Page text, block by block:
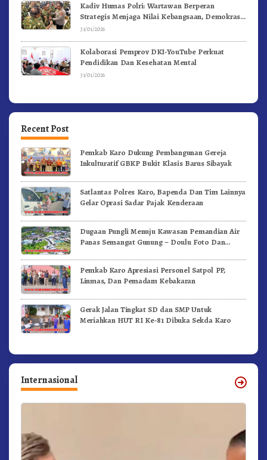
Kadiv Humas Polri: Wartawan Berperan
Strategis Menjaga Nilai Kebangsaan, Demokrasi,
dan NKRI
31/01/2026
Kolaborasi Pemprov DKI-YouTube Perkuat
Pendidikan Dan Kesehatan Mental
31/01/2026
Recent Post
Pemkab Karo Dukung Pembangunan Gereja
Inkulturatif GBKP Bukit Klasis Barus Sibayak
Satlantas Polres Karo, Bapenda Dan Tim Lainnya
Gelar Oprasi Sadar Pajak Kenderaan
Dugaan Pungli Menuju Kawasan Pemandian Air
Panas Semangat Gunung – Doulu Foto Dan
Pemkab Karo Apresiasi Personel Satpol PP,
Linmas, Dan Pemadam Kebakaran
Gerak Jalan Tingkat SD dan SMP Untuk
Meriahkan HUT RI Ke-81 Dibuka Sekda Karo
Internasional